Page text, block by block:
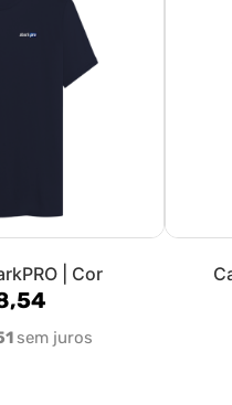
| Cor
sem juros